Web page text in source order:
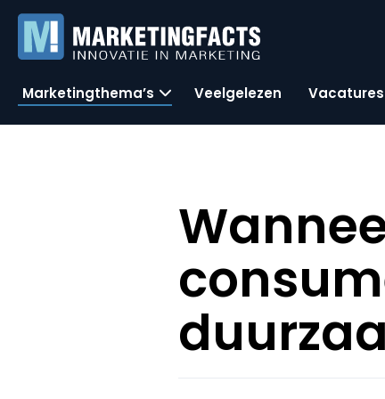
Marketingthema’s Veelgelezen Vacatures